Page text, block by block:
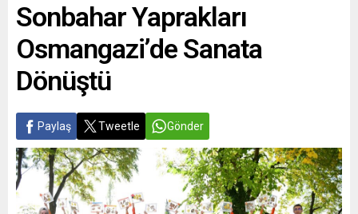
Sonbahar Yaprakları
Osmangazi’de Sanata
Dönüştü
Paylaş Tweetle Gönder